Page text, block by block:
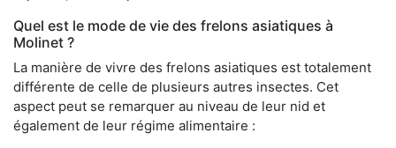
Quel est le mode de vie des frelons asiatiques à
Molinet ?
La manière de vivre des frelons asiatiques est totalement
différente de celle de plusieurs autres insectes. Cet
aspect peut se remarquer au niveau de leur nid et
également de leur régime alimentaire :